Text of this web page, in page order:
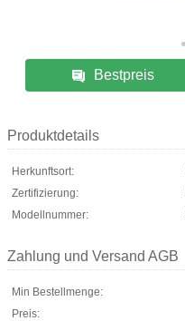
Bestpreis
Produktdetails
Herkunftsort:
Zertifizierung:
Modellnummer:
Zahlung und Versand AGB
Min Bestellmenge:
Preis: